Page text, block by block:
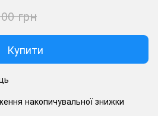
грн
Купити
накопичувальної знижки